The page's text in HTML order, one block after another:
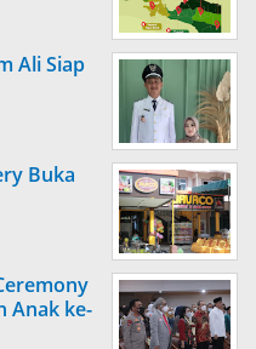
Ali Siap
Buka
Anak ke-